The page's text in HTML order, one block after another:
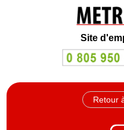
Site
Retour